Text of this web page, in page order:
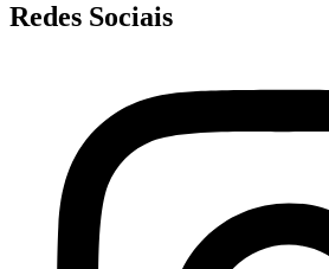
Redes Sociais